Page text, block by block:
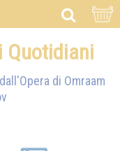
Quotidiani
di Omraam